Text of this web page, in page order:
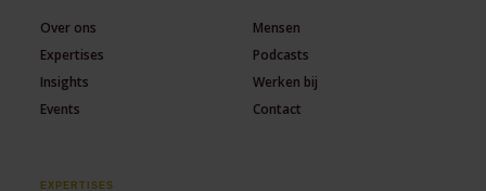
Over ons
Mensen
Expertises
Podcasts
Insights
Werken bij
Events
Contact
EXPERTISES